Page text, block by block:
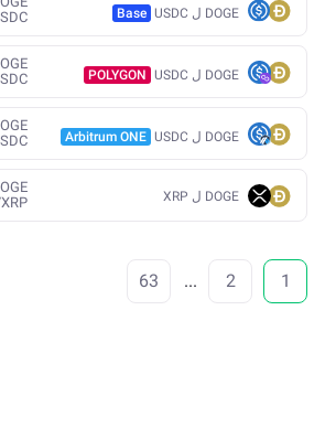
DOGE ل USDC Base
DOGE ل USDC POLYGON
DOGE ل USDC Arbitrum ONE
DOGE ل XRP XRP
1
2
...
63